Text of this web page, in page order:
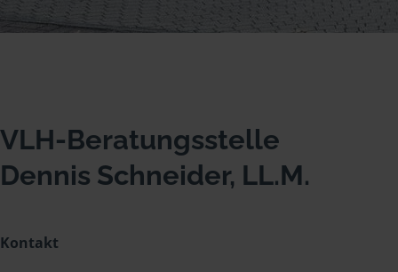
VLH-Beratungsstelle
Dennis Schneider, LL.M.
Kontakt